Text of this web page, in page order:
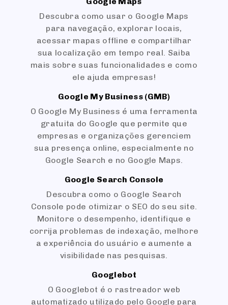
Descubra como usar o Google Maps
para navegação, explorar locais,
acessar mapas offline e compartilhar
sua localização em tempo real. Saiba
mais sobre suas funcionalidades e como
ele ajuda empresas!
Google My Business (GMB)
O Google My Business é uma ferramenta
gratuita do Google que permite que
empresas e organizações gerenciem
sua presença online, especialmente no
Google Search e no Google Maps.
Google Search Console
Descubra como o Google Search
Console pode otimizar o SEO do seu site.
Monitore o desempenho, identifique e
corrija problemas de indexação, melhore
a experiência do usuário e aumente a
visibilidade nas pesquisas.
Googlebot
O Googlebot é o rastreador web
automatizado utilizado pelo Google para